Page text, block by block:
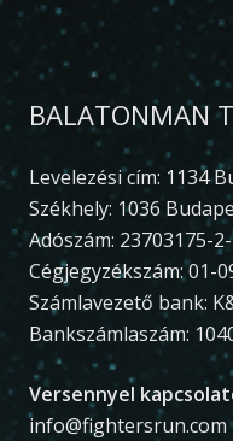
BALATONMAN
Levelezési cím: 1134
Székhely: 1036
Adószám: 23703175-
Cégjegyzékszám: 01-
Számlavezető bank:
Bankszámlaszám:
Versennyel
info@fightersrun.com